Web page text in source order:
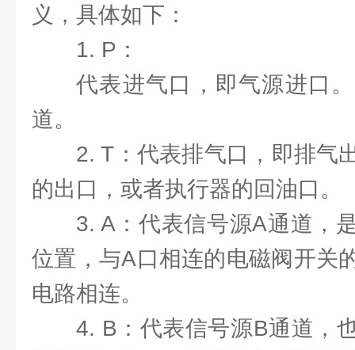
义，具体如下：
1. P：
代表进气口，即气源进口
道。
2. T：代表排气口，即排气
的出口，或者执行器的回油口。
3. A：代表信号源A通道，
位置，与A口相连的电磁阀开关
电路相连。
4. B：代表信号源B通道，